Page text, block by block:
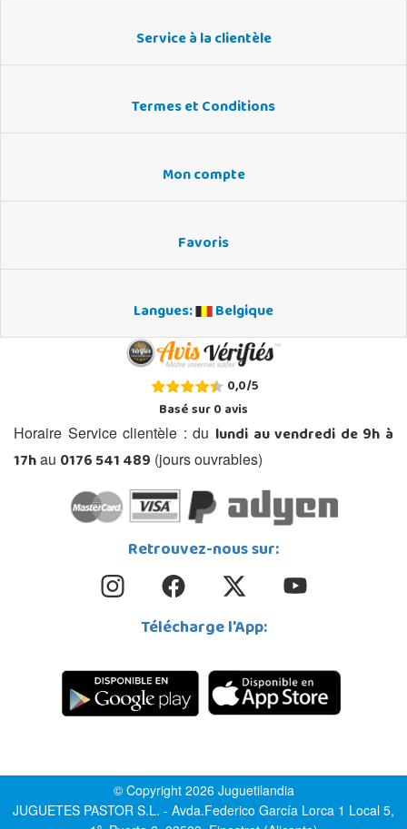
Service à la clientèle
Termes et Conditions
Mon compte
Favoris
Langues: Belgique
0,0/5
Basé sur0avis
Horaire Service clientèle : du lundi au vendredi de 9h à
17hau 0176 541 489 (jours ouvrables)
Retrouvez-nous sur:
Télécharge l'App:
© Copyright 2026 Juguetilandia
JUGUETES PASTOR S.L. - Avda.Federico García Lorca 1 Local 5,